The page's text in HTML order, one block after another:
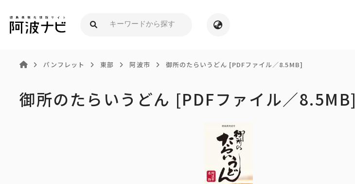
パンフレット 東部 阿波市 御所のたらいうどん [PDFファイル／8.5MB]
御所のたらいうどん [PDFファイル／8.5MB]